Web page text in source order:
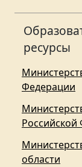
ресурсы
Федерации
области